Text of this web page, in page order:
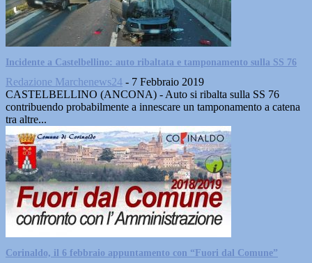
Incidente a Castelbellino: auto ribaltata e tamponamento sulla SS 76
Redazione Marchenews24 - 7 Febbraio 2019
CASTELBELLINO (ANCONA) - Auto si ribalta sulla SS 76
contribuendo probabilmente a innescare un tamponamento a catena
tra altre...
Corinaldo, il 6 febbraio appuntamento con “Fuori dal Comune”